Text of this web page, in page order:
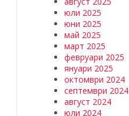
юли 2025
юни 2025
май 2025
март 2025
февруари 2025
януари 2025
октомври 2024
септември 2024
август 2024
юли 2024